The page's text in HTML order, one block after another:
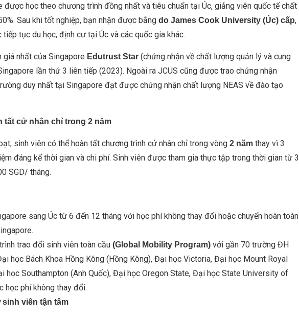
được học theo chương trình đồng nhất và tiêu chuẩn tại Úc, giảng viên quốc tế chất
Sau khi tốt nghiệp, bạn nhận được bằng do James Cook University (Úc) cấp,
tục du học, định cư tại Úc và các quốc gia khác.
nhất của Singapore Edutrust Star (chứng nhận về chất lượng quản lý và cung
lần thứ 3 liên tiếp (2023). Ngoài ra JCUS cũng được trao chứng nhận
duy nhất tại Singapore đạt được chứng nhận chất lượng NEAS về đào tạo
tất cử nhân chỉ trong 2 năm
sinh viên có thể hoàn tất chương trình cử nhân chỉ trong vòng 2 năm thay vì 3
đáng kể thời gian và chi phí. Sinh viên được tham gia thực tập trong thời gian từ 3
SGD/ tháng.
sang Úc từ 6 đến 12 tháng với học phí không thay đổi hoặc chuyển hoàn toàn
trao đổi sinh viên toàn cầu (Global Mobility Program) với gần 70 trường ĐH
học Bách Khoa Hồng Kông (Hồng Kông), Đại học Victoria, Đại học Mount Royal
học Southampton (Anh Quốc), Đại học Oregon State, Đại học State University of
học phí không thay đổi.
viên tận tâm